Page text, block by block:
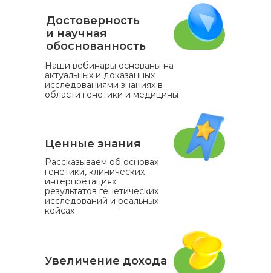
Достоверность
и научная
обоснованность
Наши вебинары основаны на
актуальных и доказанных
исследованиями знаниях в
области генетики и медицины
Ценные знания
Рассказываем об основах
генетики, клинических
интерпретациях
результатов генетических
исследований и реальных
кейсах
Увеличение дохода